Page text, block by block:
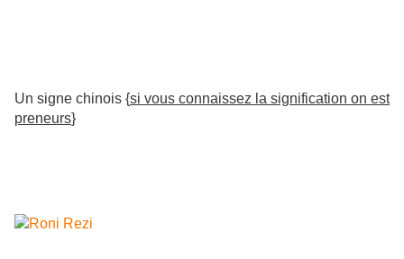
Un signe chinois {si vous connaissez la signification on est
preneurs}